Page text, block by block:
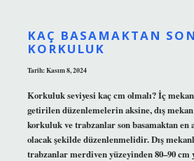
KAÇ BASAMAKTAN
KORKULUK
Tarih: Kasım 8, 2024
Korkuluk seviyesi kaç cm olmalı? İç
getirilen düzenlemelerin aksine, dış
korkuluk ve trabzanlar son basamaktan en
olacak şekilde düzenlenmelidir. Dış
trabzanlar merdiven yüzeyinden 80–90 cm